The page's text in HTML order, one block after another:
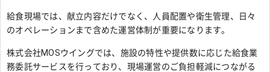
給食現場では、献立内容だけでなく、人員配置や衛生管理、日々
のオペレーションまで含めた運営体制が重要になります。
株式会社MOSウイングでは、施設の特性や提供数に応じた給食業
務委託サービスを行っており、現場運営のご負担軽減につながる